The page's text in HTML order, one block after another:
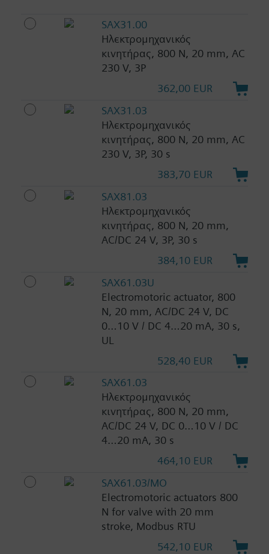
SAX31.00
Ηλεκτρομηχανικός
κινητήρας, 800 N, 20 mm, AC
230 V, 3P
362,00 EUR
SAX31.03
Ηλεκτρομηχανικός
κινητήρας, 800 N, 20 mm, AC
230 V, 3P, 30 s
383,70 EUR
SAX81.03
Ηλεκτρομηχανικός
κινητήρας, 800 N, 20 mm,
AC/DC 24 V, 3P, 30 s
384,10 EUR
SAX61.03U
Electromotoric actuator, 800
N, 20 mm, AC/DC 24 V, DC
0…10 V / DC 4…20 mA, 30 s,
UL
528,40 EUR
SAX61.03
Ηλεκτρομηχανικός
κινητήρας, 800 N, 20 mm,
AC/DC 24 V, DC 0…10 V / DC
4…20 mA, 30 s
464,10 EUR
SAX61.03/MO
Electromotoric actuators 800
N for valve with 20 mm
stroke, Modbus RTU
542,10 EUR